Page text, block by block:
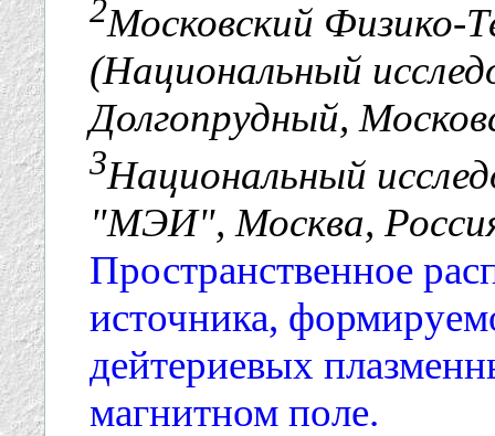
2Московский Физико-
(Национальный
Долгопрудный,
3Национальный
"МЭИ", Москва,
Пространственное
источника,
дейтериевых
магнитном поле.